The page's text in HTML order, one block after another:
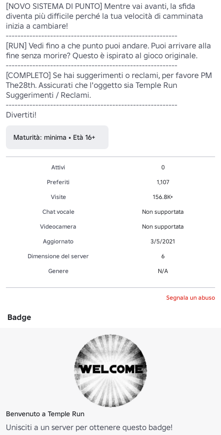
[NOVO SISTEMA DI PUNTO] Mentre vai avanti, la sfida
diventa più difficile perché la tua velocità di camminata
inizia a cambiare!
----------------------------------------------------------
[RUN] Vedi fino a che punto puoi andare. Puoi arrivare alla
fine senza morire? Questo è ispirato al gioco originale.
----------------------------------------------------------
[COMPLETO] Se hai suggerimenti o reclami, per favore PM
The28th. Assicurati che l'oggetto sia Temple Run
Suggerimenti / Reclami.
----------------------------------------------------------
Divertiti!
Maturità: minima • Età 16+
Attivi
0
Preferiti
1,107
Visite
156.8K+
Chat vocale
Non supportata
Videocamera
Non supportata
Aggiornato
3/5/2021
Dimensione del server
6
Genere
N/A
Segnala un abuso
Badge
Benvenuto a Temple Run
Unisciti a un server per ottenere questo badge!